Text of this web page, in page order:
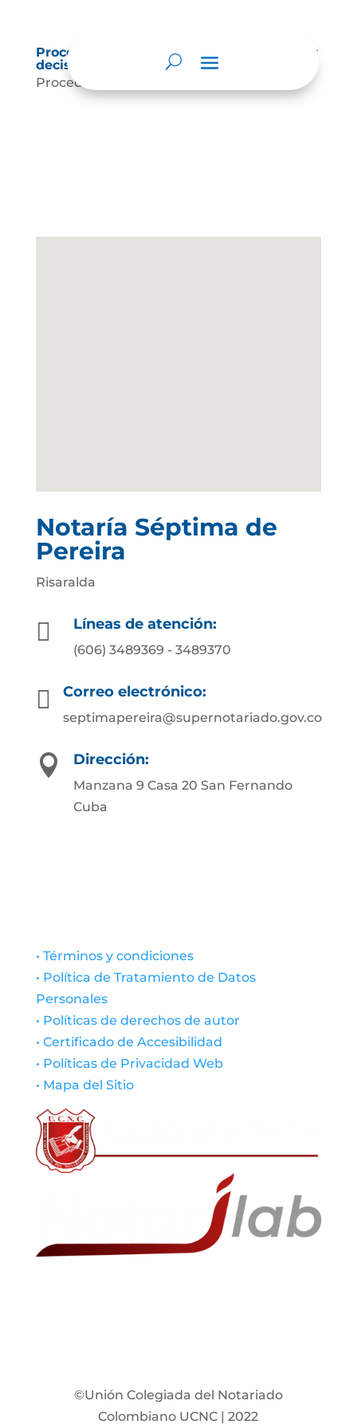
Procedimientos que se siguen para tomar
decisiones en las diferentes áreas
Procedimientos en las Áreas
Notaría Séptima de
Pereira
Risaralda
 Líneas de atención:
(606) 3489369 - 3489370
 Correo electrónico:
septimapereira@supernotariado.gov.co
 Dirección:
Manzana 9 Casa 20 San Fernando
Cuba
• Términos y condiciones
• Política de Tratamiento de Datos
Personales
• Políticas de derechos de autor
• Certificado de Accesibilidad
• Políticas de Privacidad Web
• Mapa del Sitio
©Unión Colegiada del Notariado
Colombiano UCNC | 2022